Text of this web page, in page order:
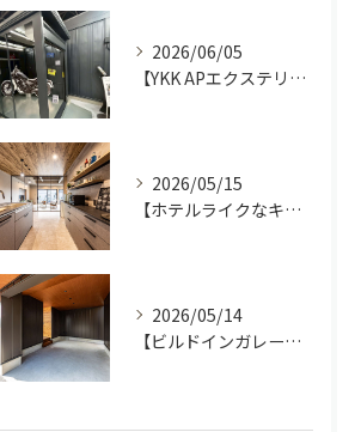
2026/06/05
【YKK APエクステリアフェア2026】宮崎市で新築•リノベーション| mikiデザインハウス
2026/05/15
【ホテルライクなキッチン空間✨】宮崎市で新築•リノベーション| mikiデザインハウス
2026/05/14
【ビルドインガレージの魅力】宮崎市で新築•リノベーション| mikiデザインハウス